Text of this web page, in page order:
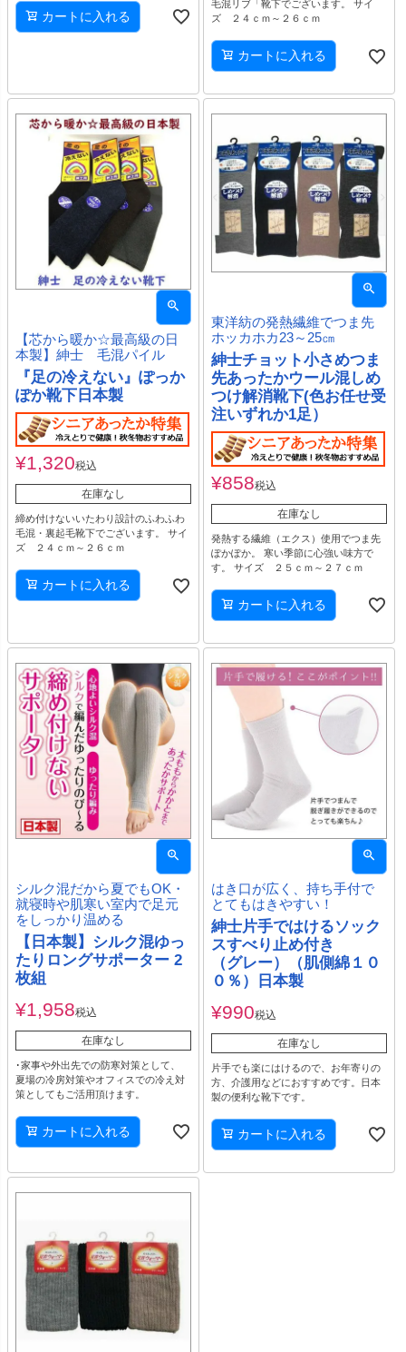
カートに入れる
毛混リブ「靴下でございます。 サイ
ズ ２４ｃｍ～２６ｃｍ
カートに入れる
【芯から暖か☆最高級の日
本製】紳士 毛混パイル
『足の冷えない』ぽっか
ぽか靴下日本製
¥1,320税込
在庫なし
締め付けないいたわり設計のふわふわ
毛混・裏起毛靴下でございます。 サイ
ズ ２４ｃｍ～２６ｃｍ
カートに入れる
東洋紡の発熱繊維でつま先
ホッカホカ23～25㎝
紳士チョット小さめつま
先あったかウール混しめ
つけ解消靴下(色お任せ受
注いずれか1足）
¥858税込
在庫なし
発熱する繊維（エクス）使用でつま先
ぽかぽか。 寒い季節に心強い味方で
す。 サイズ ２５ｃｍ～２７ｃｍ
カートに入れる
シルク混だから夏でもOK・
就寝時や肌寒い室内で足元
をしっかり温める
【日本製】シルク混ゆっ
たりロングサポーター 2
枚組
¥1,958税込
在庫なし
･家事や外出先での防寒対策として、
夏場の冷房対策やオフィスでの冷え対
策としてもご活用頂けます。
カートに入れる
はき口が広く、持ち手付で
とてもはきやすい！
紳士片手ではけるソック
スすべり止め付き
（グレー）（肌側綿１０
０％）日本製
¥990税込
在庫なし
片手でも楽にはけるので、お年寄りの
方、介護用などにおすすめです。日本
製の便利な靴下です。
カートに入れる